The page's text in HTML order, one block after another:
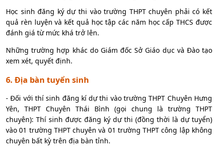
Học sinh đăng ký dự thi vào trường THPT chuyên phải có kết
quả rèn luyện và kết quả học tập các năm học cấp THCS được
đánh giá từ mức khá trở lên.
Những trường hợp khác do Giám đốc Sở Giáo dục và Đào tạo
xem xét, quyết định.
6. Địa bàn tuyển sinh
- Đối với thí sinh đăng kí dự thi vào trường THPT Chuyên Hưng
Yên, THPT Chuyên Thái Bình (gọi chung là trường THPT
chuyên): Thí sinh được đăng ký dự thi (đồng thời là dự tuyển)
vào 01 trường THPT chuyên và 01 trường THPT công lập không
chuyên bất kỳ trên địa bàn tỉnh.